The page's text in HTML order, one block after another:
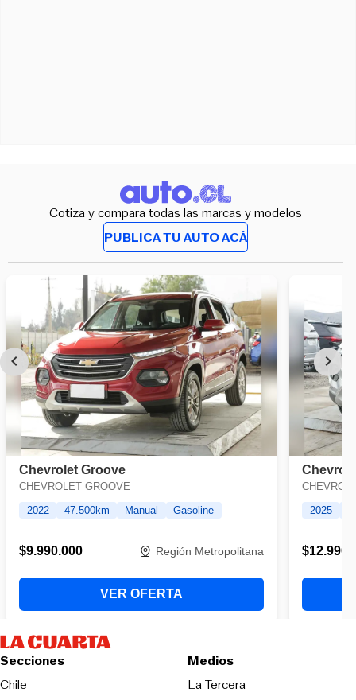
Cotiza y compara todas las marcas y modelos
PUBLICA TU AUTO ACÁ
Secciones
Chile
Medios
La TerceraOpens in new